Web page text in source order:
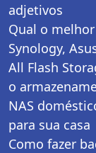
adjetivos
Qual o
Synology,
All Flash
o
NAS
para sua casa
Como fazer